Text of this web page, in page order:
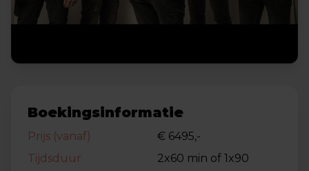
Boekingsinformatie
Prijs (vanaf)
€ 6495,-
Tijdsduur
2x60 min of 1x90